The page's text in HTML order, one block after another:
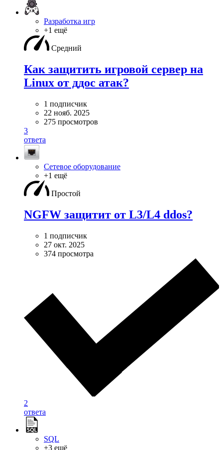
Разработка игр
+1 ещё
Средний
Как защитить игровой сервер на
Linux от ддос атак?
1 подписчик
22 нояб. 2025
275 просмотров
3
ответа
Сетевое оборудование
+1 ещё
Простой
NGFW защитит от L3/L4 ddos?
1 подписчик
27 окт. 2025
374 просмотра
2
ответа
SQL
+3 ещё